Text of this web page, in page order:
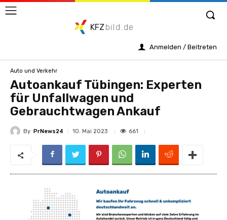
KFZ bild.de
Anmelden / Beitreten
Auto und Verkehr
Autoankauf Tübingen: Experten
für Unfallwagen und
Gebrauchtwagen Ankauf
By PrNews24 10. Mai 2023 661